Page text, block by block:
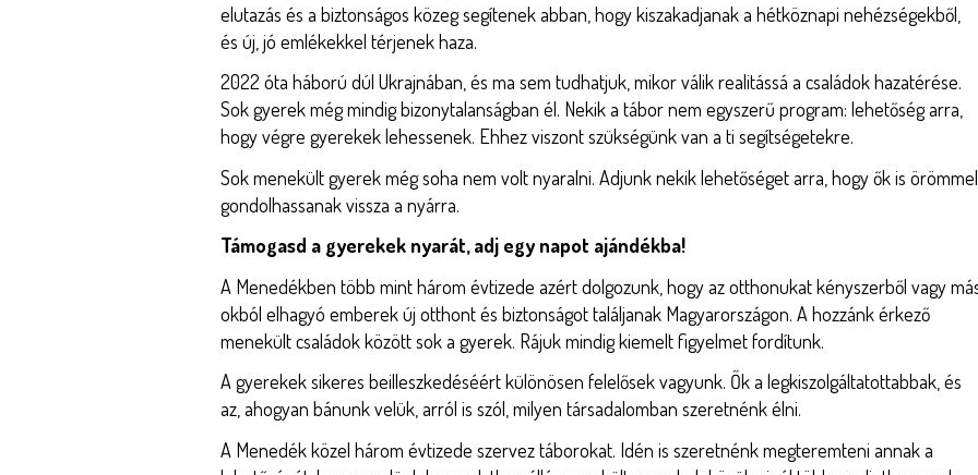
elutazás és a biztonságos közeg segítenek abban, hogy kiszakadjanak a hétköznapi nehézségekből,
és új, jó emlékekkel térjenek haza.
2022 óta háború dúl Ukrajnában, és ma sem tudhatjuk, mikor válik realitássá a családok hazatérése.
Sok gyerek még mindig bizonytalanságban él. Nekik a tábor nem egyszerű program: lehetőség arra,
hogy végre gyerekek lehessenek. Ehhez viszont szükségünk van a ti segítségetekre.
Sok menekült gyerek még soha nem volt nyaralni. Adjunk nekik lehetőséget arra, hogy ők is örömmel
gondolhassanak vissza a nyárra.
Támogasd a gyerekek nyarát, adj egy napot ajándékba!
A Menedékben több mint három évtizede azért dolgozunk, hogy az otthonukat kényszerből vagy
okból elhagyó emberek új otthont és biztonságot találjanak Magyarországon. A hozzánk érkező
menekült családok között sok a gyerek. Rájuk mindig kiemelt figyelmet fordítunk.
A gyerekek sikeres beilleszkedéséért különösen felelősek vagyunk. Ők a legkiszolgáltatottabbak, és
az, ahogyan bánunk velük, arról is szól, milyen társadalomban szeretnénk élni.
A Menedék közel három évtizede szervez táborokat. Idén is szeretnénk megteremteni annak a